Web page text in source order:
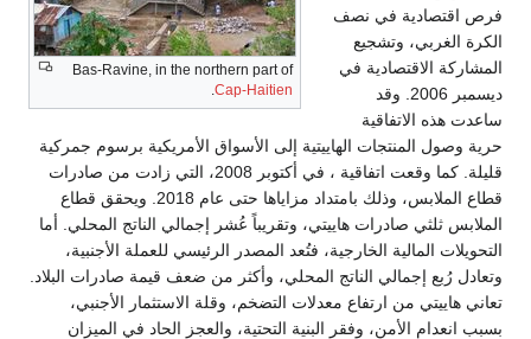
Bas-Ravine, in the northern part of
Cap-Haitien
.
فرص اقتصادية في نصف
الكرة الغربي، وتشجيع
المشاركة الاقتصادية في
ديسمبر 2006. وقد
ساعدت هذه الاتفاقية
حرية وصول المنتجات الهاييتية إلى الأسواق الأمريكية برسوم جمركية
قليلة. كما وقعت اتفاقية ، في أكتوبر 2008، التي زادت من صادرات
قطاع الملابس، وذلك بامتداد مزاياها حتى عام 2018. ويحقق قطاع
الملابس ثلثي صادرات هاييتي، وتقريباً عُشر إجمالي الناتج المحلي. أما
التحويلات المالية الخارجية، فتُعد المصدر الرئيسي للعملة الأجنبية،
وتعادل رُبع إجمالي الناتج المحلي، وأكثر من ضعف قيمة صادرات البلاد.
تعاني هاييتي من ارتفاع معدلات التضخم، وقلة الاستثمار الأجنبي،
بسبب انعدام الأمن، وفقر البنية التحتية، والعجز الحاد في الميزان